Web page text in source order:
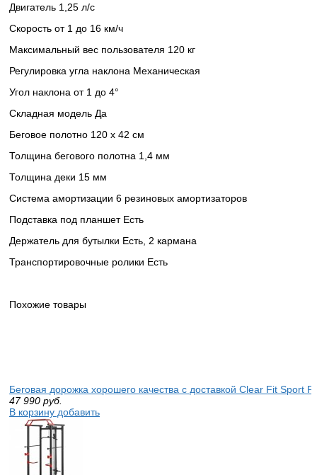
Двигатель 1,25 л/с
Скорость от 1 до 16 км/ч
Максимальный вес пользователя 120 кг
Регулировка угла наклона Механическая
Угол наклона от 1 до 4°
Складная модель Да
Беговое полотно 120 х 42 см
Толщина бегового полотна 1,4 мм
Толщина деки 15 мм
Система амортизации 6 резиновых амортизаторов
Подставка под планшет Есть
Держатель для бутылки Есть, 2 кармана
Транспортировочные ролики Есть
Похожие товары
Беговая дорожка хорошего качества с доставкой Clear Fit Sport
47 990 руб.
В корзину добавить